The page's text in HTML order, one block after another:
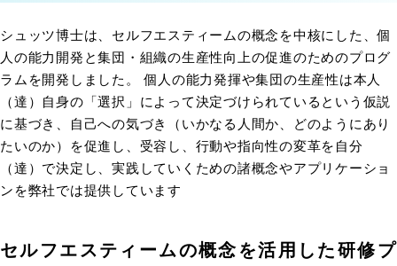
シュッツ博士は、セルフエスティームの概念を中核にした、個
人の能力開発と集団・組織の生産性向上の促進のためのプログ
ラムを開発しました。 個人の能力発揮や集団の生産性は本人
（達）自身の「選択」によって決定づけられているという仮説
に基づき、自己への気づき（いかなる人間か、どのようにあり
たいのか）を促進し、受容し、行動や指向性の変革を自分
（達）で決定し、実践していくための諸概念やアプリケーショ
ンを弊社では提供しています
セルフエスティームの概念を活用した研修プ